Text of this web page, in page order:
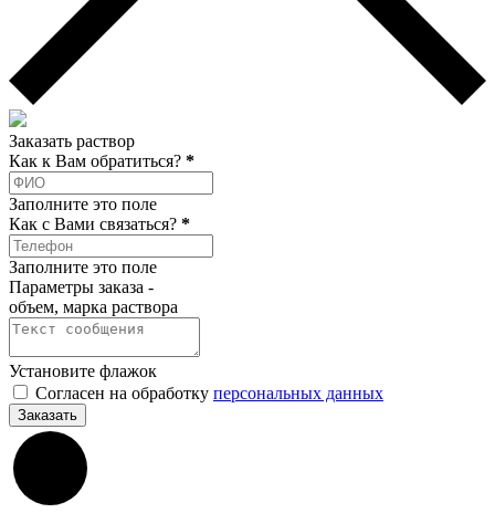
Заказать раствор
Как к Вам обратиться? *
Заполните это поле
Как c Вами связаться? *
Заполните это поле
Параметры заказа -
объем, марка раствора
Установите флажок
Согласен на обработку персональных данных
Заказать